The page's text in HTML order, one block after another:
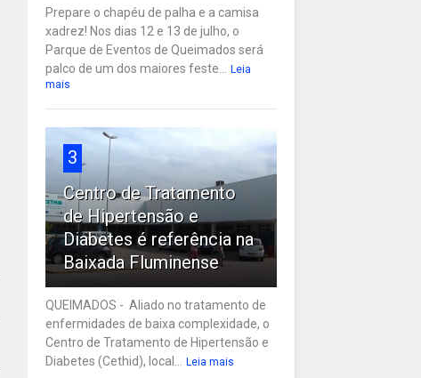
Prepare o chapéu de palha e a camisa
xadrez! Nos dias 12 e 13 de julho, o
Parque de Eventos de Queimados será
palco de um dos maiores feste...
Leia
mais
3
Centro de Tratamento
de Hipertensão e
Diabetes é referência na
Baixada Fluminense
QUEIMADOS - Aliado no tratamento de
enfermidades de baixa complexidade, o
Centro de Tratamento de Hipertensão e
Diabetes (Cethid), local...
Leia mais